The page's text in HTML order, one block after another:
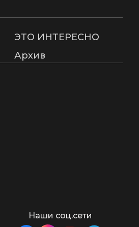
ЭТО ИНТЕРЕСНО
Архив
Наши соц.сети